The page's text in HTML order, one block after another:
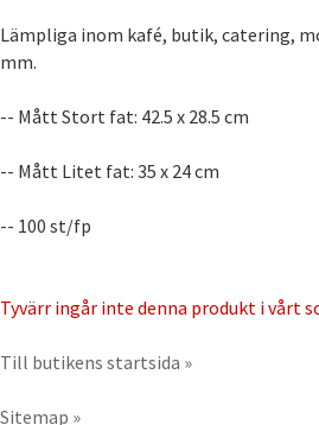
Lämpliga inom kafé, butik, catering,
mm.
-- Mått Stort fat: 42.5 x 28.5 cm
-- Mått Litet fat: 35 x 24 cm
-- 100 st/fp
Tyvärr ingår inte denna produkt i
Till butikens startsida »
Sitemap »